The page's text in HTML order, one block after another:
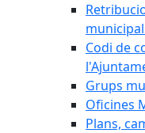
Codi de
Grups
Oficines
Plans,